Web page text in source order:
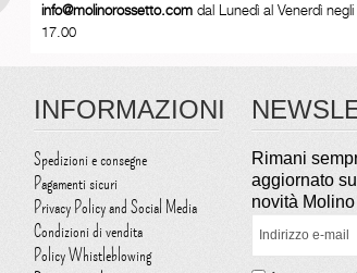
info@molinorossetto.com dal Lunedì al Venerdì
17.00
INFORMAZIONI
Spedizioni e consegne
Pagamenti sicuri
Privacy Policy and Social Media
Condizioni di vendita
Policy Whistleblowing
Rimani
aggiornato
novità